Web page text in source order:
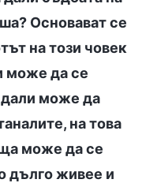
Основават се
на този човек
може да се
дали може да
на това
може да се
дълго живее и